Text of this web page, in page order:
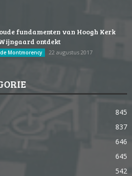
fundamenten van Hoogh Kerk
ontdekt
Montmorency 22 augustus 2017
845
837
646
645
542